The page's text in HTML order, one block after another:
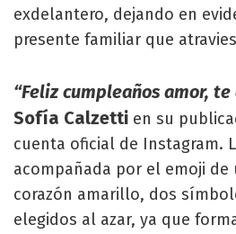
exdelantero, dejando en
presente familiar que
“Feliz cumpleaños amor, te
Sofía Calzetti en su
cuenta oficial de Instagram.
acompañada por el emoji de
corazón amarillo, dos
elegidos al azar, ya que